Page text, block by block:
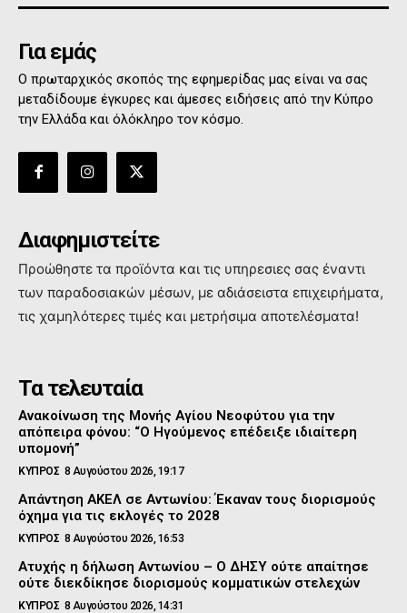
Για εμάς
Ο πρωταρχικός σκοπός της εφημερίδας μας είναι να σας
μεταδίδουμε έγκυρες και άμεσες ειδήσεις από την Κύπρο
την Ελλάδα και όλόκληρο τον κόσμο.
Διαφημιστείτε
Προώθηστε τα προϊόντα και τις υπηρεσιες σας έναντι
των παραδοσιακών μέσων, με αδιάσειστα επιχειρήματα,
τις χαμηλότερες τιμές και μετρήσιμα αποτελέσματα!
Τα τελευταία
Ανακοίνωση της Μονής Αγίου Νεοφύτου για την
απόπειρα φόνου: “Ο Ηγούμενος επέδειξε ιδιαίτερη
υπομονή”
ΚΥΠΡΟΣ 8 Αυγούστου 2026, 19:17
Απάντηση ΑΚΕΛ σε Αντωνίου: Έκαναν τους διορισμούς
όχημα για τις εκλογές το 2028
ΚΥΠΡΟΣ 8 Αυγούστου 2026, 16:53
Ατυχής η δήλωση Αντωνίου – Ο ΔΗΣΥ ούτε απαίτησε
ούτε διεκδίκησε διορισμούς κομματικών στελεχών
ΚΥΠΡΟΣ 8 Αυγούστου 2026, 14:31